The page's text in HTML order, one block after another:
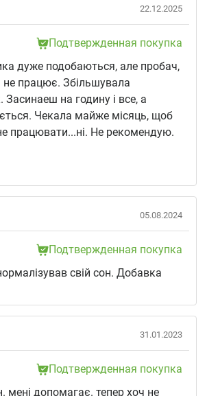
22.12.2025
Подтвержденная покупка
дуже подобаються, але пробач,
не працює. Збільшувала
на годину і все, а
Чекала майже місяць, щоб
працювати...ні. Не рекомендую.
05.08.2024
Подтвержденная покупка
свій сон. Добавка
31.01.2023
Подтвержденная покупка
мені допомагає. тепер хоч не